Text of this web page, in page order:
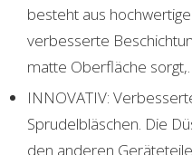
besteht aus
verbesserte
matte Oberfläche sorgt,…
INNOVATIV:
Sprudelbläschen. Die
den anderen